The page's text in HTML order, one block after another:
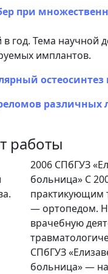
при
год. Тема научной
имплантов.
различных
работы
2006 СПбГУЗ
больница» С
практикующим
— ортопедом.
врачебную
СПбГУЗ
больница» —